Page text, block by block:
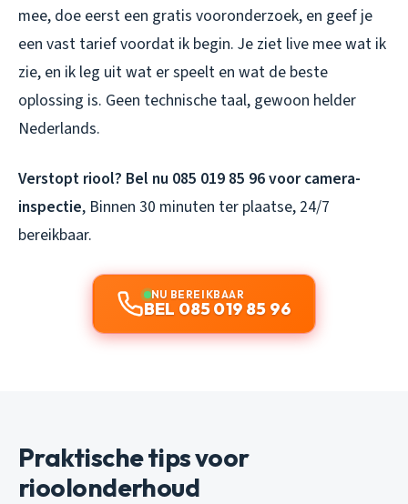
mee, doe eerst een gratis vooronderzoek, en geef je
een vast tarief voordat ik begin. Je ziet live mee wat ik
zie, en ik leg uit wat er speelt en wat de beste
oplossing is. Geen technische taal, gewoon helder
Nederlands.
Verstopt riool? Bel nu 085 019 85 96 voor camera-
inspectie, Binnen 30 minuten ter plaatse, 24/7
bereikbaar.
NU BEREIKBAAR
BEL 085 019 85 96
Praktische tips voor
rioolonderhoud